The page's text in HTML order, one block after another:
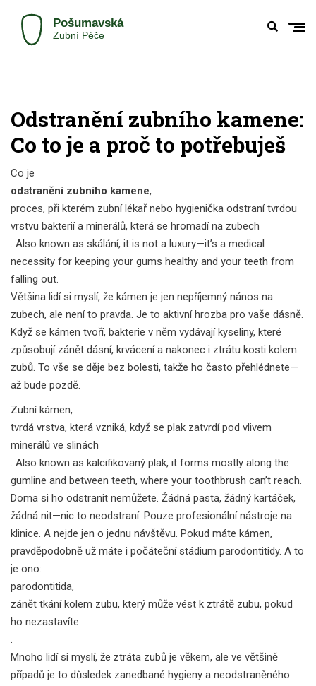
Odstranění zubního kamene:
Co to je a proč to potřebuješ
Co je
odstranění zubního kamene,
proces, při kterém zubní lékař nebo hygienička odstraní tvrdou
vrstvu bakterií a minerálů, která se hromadí na zubech
. Also known as skálání, it is not a luxury—it’s a medical
necessity for keeping your gums healthy and your teeth from
falling out.
Většina lidí si myslí, že kámen je jen nepříjemný nános na
zubech, ale není to pravda. Je to aktivní hrozba pro vaše dásně.
Když se kámen tvoří, bakterie v něm vydávají kyseliny, které
způsobují zánět dásní, krvácení a nakonec i ztrátu kosti kolem
zubů. To vše se děje bez bolesti, takže ho často přehlédnete—
až bude pozdě.
Zubní kámen,
tvrdá vrstva, která vzniká, když se plak zatvrdí pod vlivem
minerálů ve slinách
. Also known as kalcifikovaný plak, it forms mostly along the
gumline and between teeth, where your toothbrush can’t reach.
Doma si ho odstranit nemůžete. Žádná pasta, žádný kartáček,
žádná nit—nic to neodstraní. Pouze profesionální nástroje na
klinice. A nejde jen o jednu návštěvu. Pokud máte kámen,
pravděpodobně už máte i počáteční stádium parodontitidy. A to
je ono:
parodontitida,
zánět tkání kolem zubu, který může vést k ztrátě zubu, pokud
ho nezastavíte
.
Mnoho lidí si myslí, že ztráta zubů je věkem, ale ve většině
případů je to důsledek zanedbané hygieny a neodstraněného